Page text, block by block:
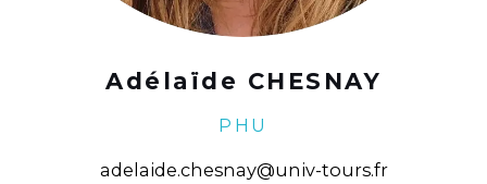
Adélaïde CHESNAY
PHU
adelaide.chesnay@univ-tours.fr